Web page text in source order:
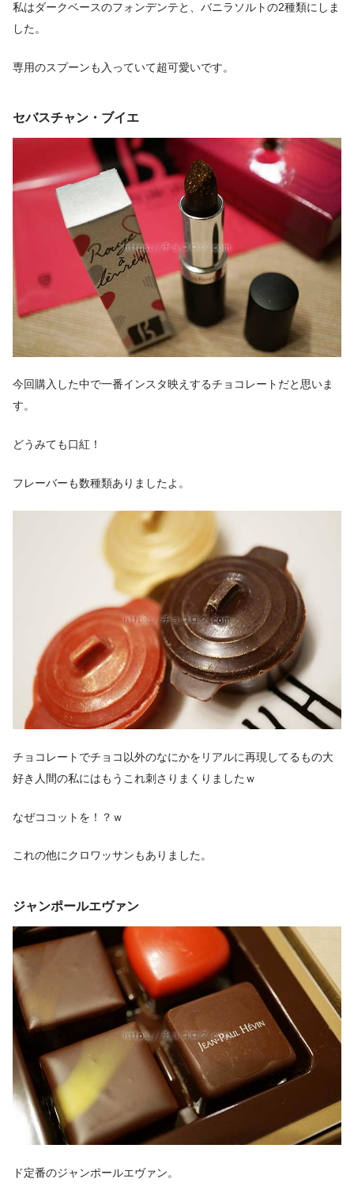
私はダークベースのフォンデンテと、バニラソルトの2種類にしま
した。
専用のスプーンも入っていて超可愛いです。
セバスチャン・ブイエ
今回購入した中で一番インスタ映えするチョコレートだと思いま
す。
どうみても口紅！
フレーバーも数種類ありましたよ。
チョコレートでチョコ以外のなにかをリアルに再現してるもの大
好き人間の私にはもうこれ刺さりまくりましたｗ
なぜココットを！？ｗ
これの他にクロワッサンもありました。
ジャンポールエヴァン
ド定番のジャンポールエヴァン。